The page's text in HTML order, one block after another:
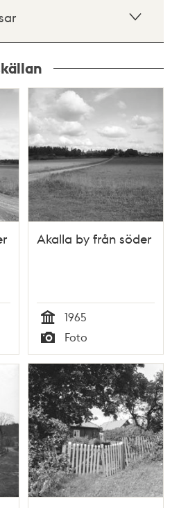
Akalla by från söder
Tid
1965
Typ
Foto